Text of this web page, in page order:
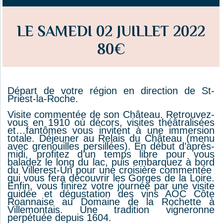
LE SAMEDI 02 JUILLET 2022
80€
Départ de votre région en direction de St-
Priest-la-Roche.
Visite commentée de son Château. Retrouvez-
vous en 1910 où décors, visites théâtralisées
et…fantômes vous invitent à une immersion
totale. Déjeuner au Relais du Château (menu
avec grenouilles persillées). En début d’après-
midi, profitez d’un temps libre pour vous
baladez le long du lac, puis embarquez à bord
du Villerest-Un pour une croisière commentée
qui vous fera découvrir les Gorges de la Loire.
Enfin, vous finirez votre journée par une visite
guidée et dégustation des vins AOC Côte
Roannaise au Domaine de la Rochette à
Villemontais. Une tradition vigneronne
perpétuée depuis 1604.